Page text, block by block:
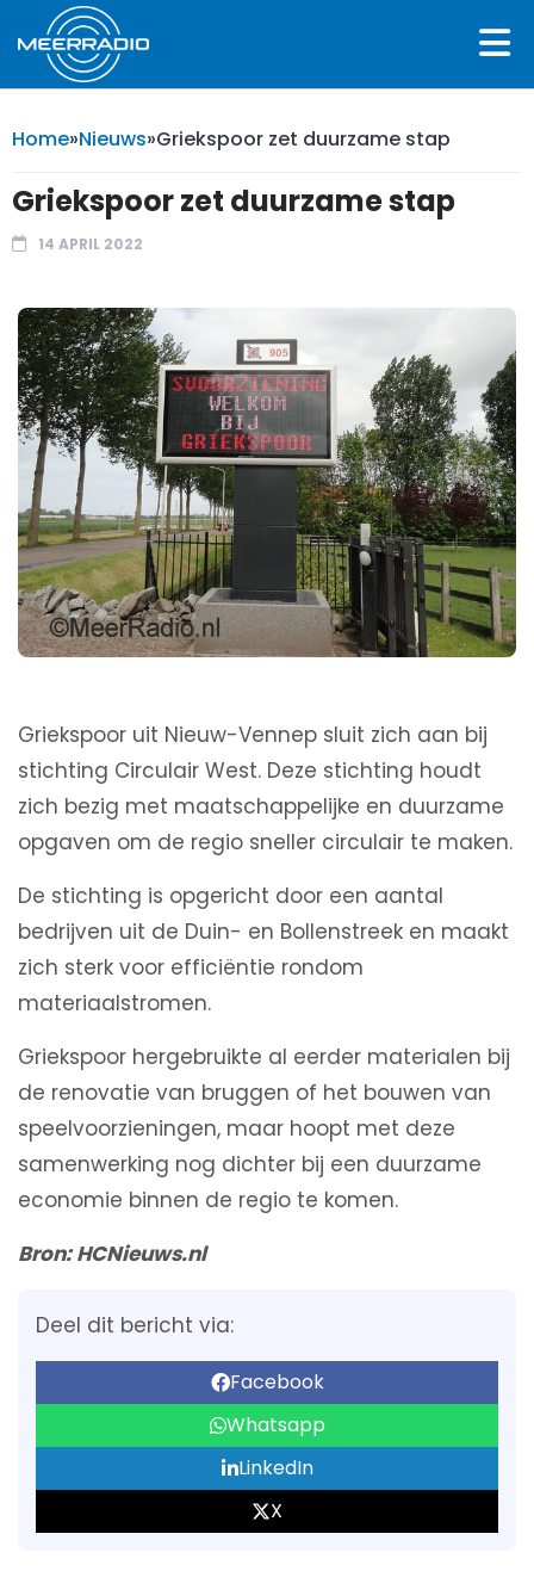
Home»Nieuws»Griekspoor zet duurzame stap
Griekspoor zet duurzame stap
14 APRIL 2022
Griekspoor uit Nieuw-Vennep sluit zich aan bij
stichting Circulair West. Deze stichting houdt
zich bezig met maatschappelijke en duurzame
opgaven om de regio sneller circulair te maken.
De stichting is opgericht door een aantal
bedrijven uit de Duin- en Bollenstreek en maakt
zich sterk voor efficiëntie rondom
materiaalstromen.
Griekspoor hergebruikte al eerder materialen bij
de renovatie van bruggen of het bouwen van
speelvoorzieningen, maar hoopt met deze
samenwerking nog dichter bij een duurzame
economie binnen de regio te komen.
Bron: HCNieuws.nl
Deel dit bericht via:
Facebook
Whatsapp
LinkedIn
X